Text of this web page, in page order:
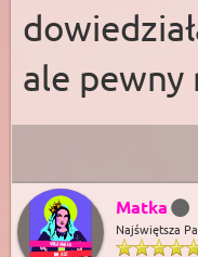
ale pewny
Matka
Najświętsza